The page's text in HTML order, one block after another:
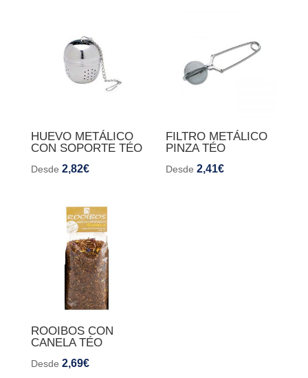
HUEVO METÁLICO
CON SOPORTE TÉO
Desde 2,82€
FILTRO METÁLICO
PINZA TÉO
Desde2,41€
ROOIBOS CON
CANELA TÉO
Desde 2,69€